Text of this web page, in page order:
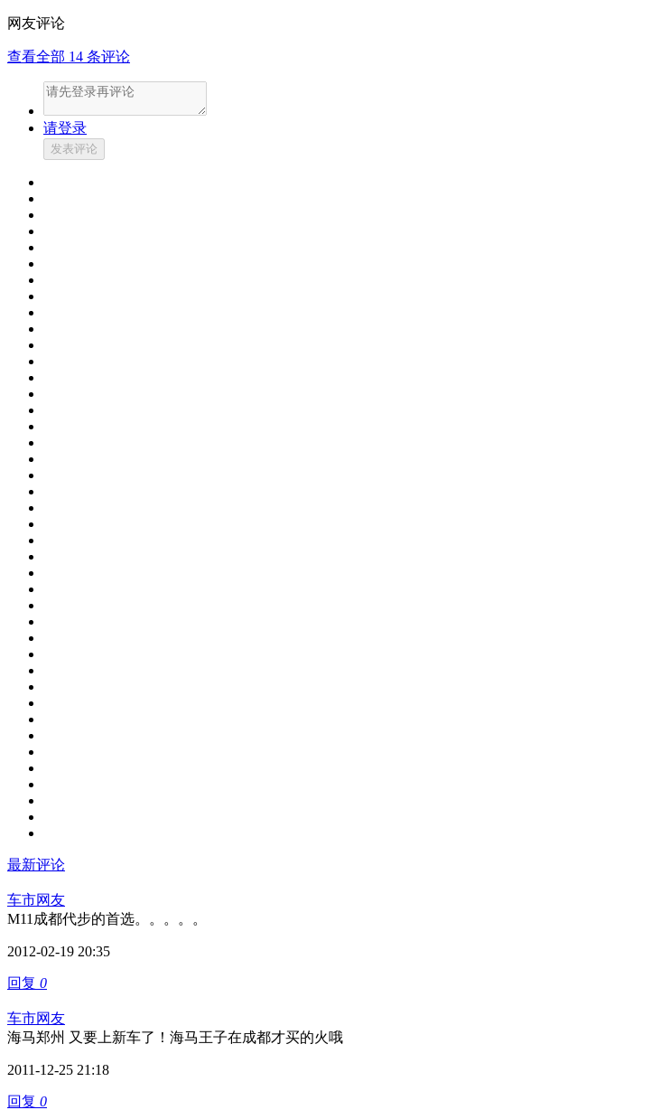
网友评论
查看全部 14 条评论
请登录
最新评论
车市网友
M11成都代步的首选。。。。。
2012-02-19 20:35
回复 0
车市网友
海马郑州 又要上新车了！海马王子在成都才买的火哦
2011-12-25 21:18
回复 0